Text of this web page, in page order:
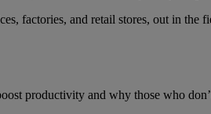
factories, and retail stores, out in the
productivity and why those who